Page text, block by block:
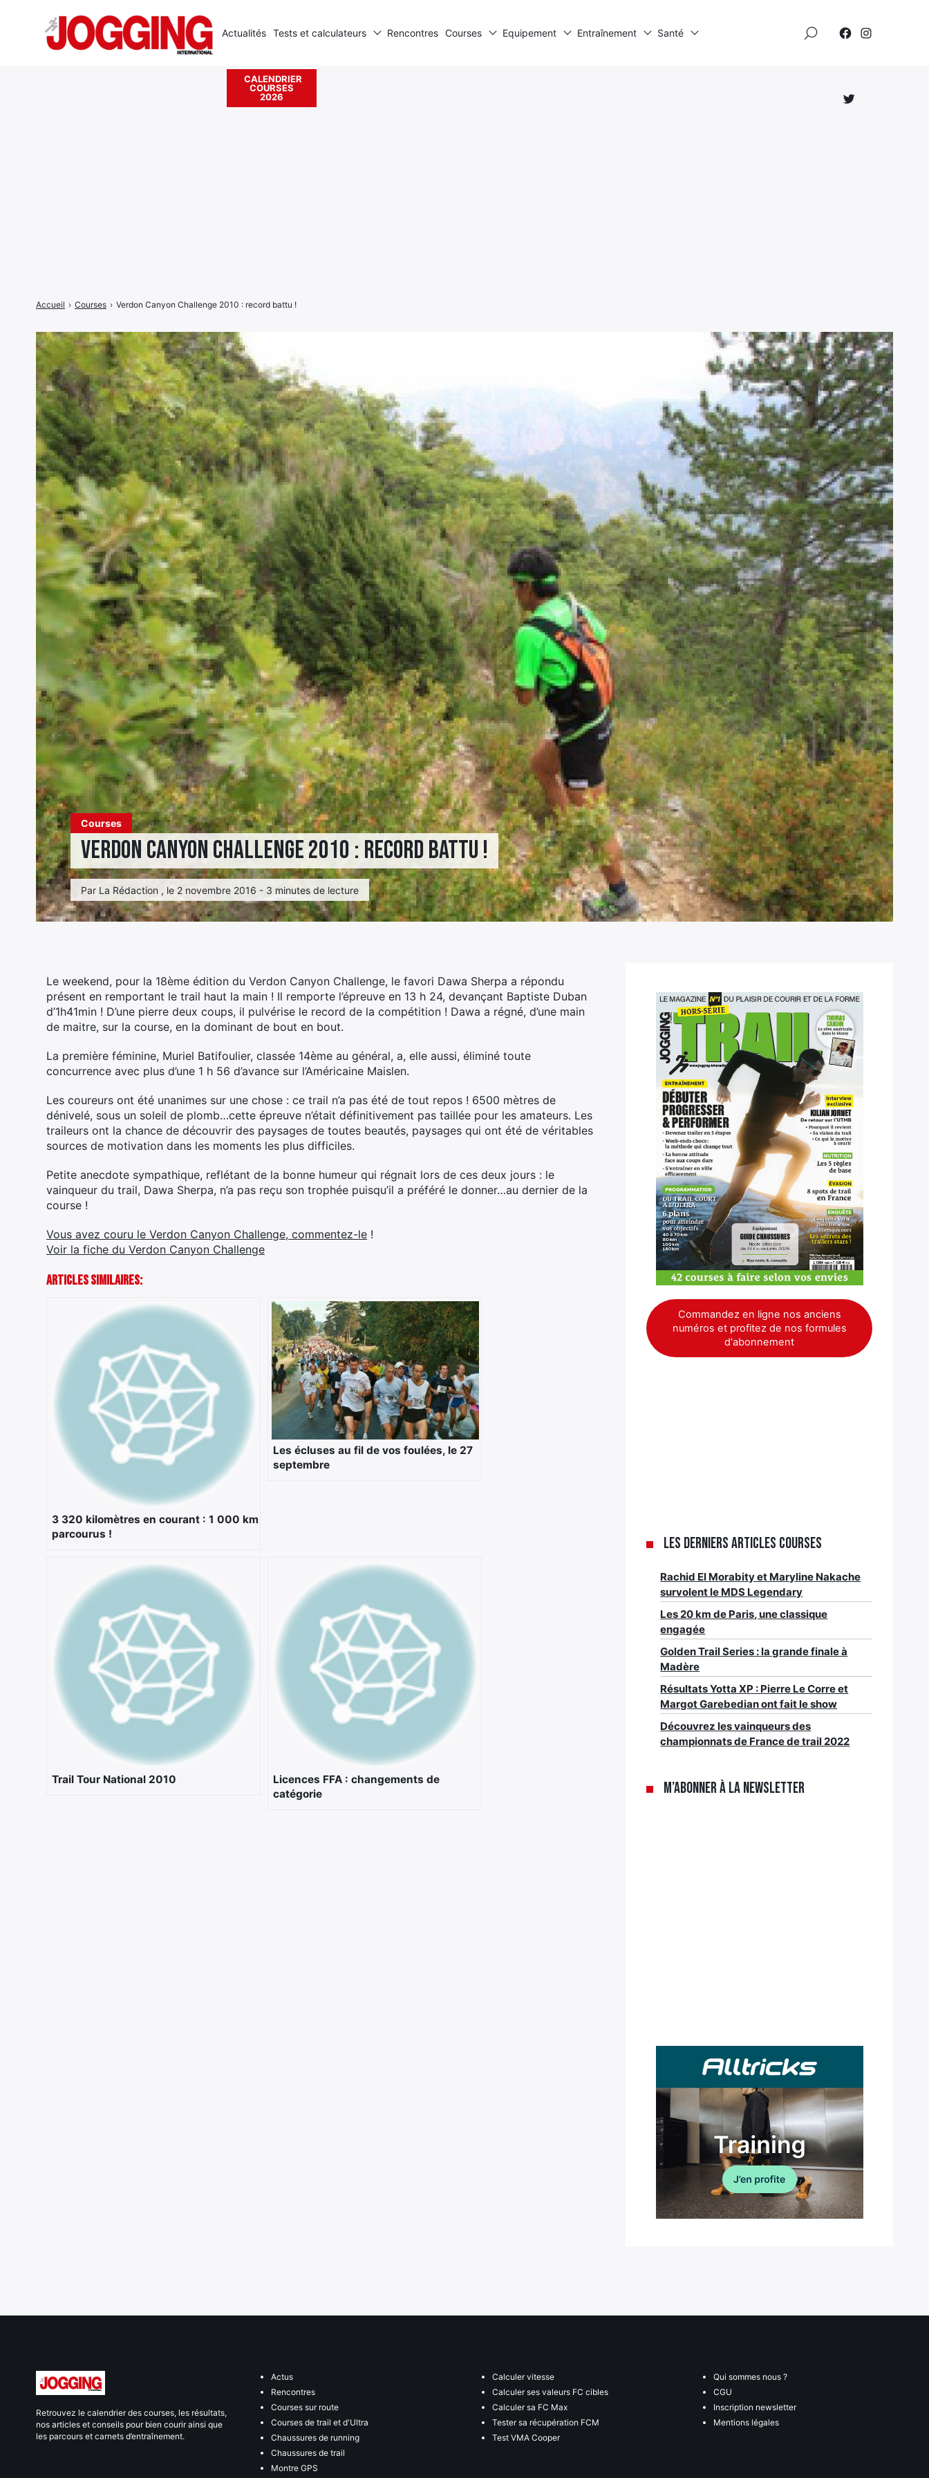
Courses
Verdon Canyon Challenge 2010 : record battu !
Par La Rédaction , le 2 novembre 2016 - 3 minutes de lecture
Accueil › Courses › Verdon Canyon Challenge 2010 : record battu !
Le weekend, pour la 18ème édition du Verdon Canyon Challenge, le favori Dawa Sherpa a répondu
présent en remportant le trail haut la main ! Il remporte l’épreuve en 13 h 24, devançant Baptiste Duban
d’1h41min ! D’une pierre deux coups, il pulvérise le record de la compétition ! Dawa a régné, d’une main
de maitre, sur la course, en la dominant de bout en bout.
La première féminine, Muriel Batifoulier, classée 14ème au général, a, elle aussi, éliminé toute
concurrence avec plus d’une 1 h 56 d’avance sur l’Américaine Maislen.
Les coureurs ont été unanimes sur une chose : ce trail n’a pas été de tout repos ! 6500 mètres de
dénivelé, sous un soleil de plomb…cette épreuve n’était définitivement pas taillée pour les amateurs. Les
traileurs ont la chance de découvrir des paysages de toutes beautés, paysages qui ont été de véritables
sources de motivation dans les moments les plus difficiles.
Petite anecdote sympathique, reflétant de la bonne humeur qui régnait lors de ces deux jours : le
vainqueur du trail, Dawa Sherpa, n’a pas reçu son trophée puisqu’il a préféré le donner…au dernier de la
course !
Vous avez couru le Verdon Canyon Challenge, commentez-le !
Voir la fiche du Verdon Canyon Challenge
Articles Similaires:
3 320 kilomètres en courant : 1 000 km
parcourus !
Les écluses au fil de vos foulées, le 27
septembre
Trail Tour National 2010
Licences FFA : changements de
catégorie
Commandez en ligne nos anciens
numéros et profitez de nos formules
d'abonnement
Les derniers articles Courses
Rachid El Morabity et Maryline Nakache
survolent le MDS Legendary
Les 20 km de Paris, une classique
engagée
Golden Trail Series : la grande finale à
Madère
Résultats Yotta XP : Pierre Le Corre et
Margot Garebedian ont fait le show
Découvrez les vainqueurs des
championnats de France de trail 2022
M’abonner à la newsletter
Actualités Tests et calculateurs Rencontres Courses Equipement Entraînement Santé
CALENDRIER
COURSES
2026
Élément
Retrouvez le calendrier des courses, les résultats,
nos articles et conseils pour bien courir ainsi que
les parcours et carnets d’entraînement.
Actus
Rencontres
Courses sur route
Courses de trail et d'Ultra
Chaussures de running
Chaussures de trail
Montre GPS
Calculer vitesse
Calculer ses valeurs FC cibles
Calculer sa FC Max
Tester sa récupération FCM
Test VMA Cooper
Qui sommes nous ?
CGU
Inscription newsletter
Mentions légales
Rechercher